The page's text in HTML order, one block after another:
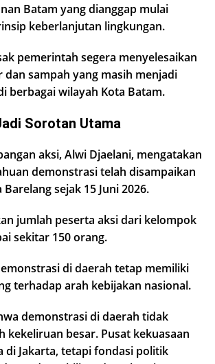
Batam yang dianggap mulai
keberlanjutan lingkungan.
pemerintah segera menyelesaikan
dan sampah yang masih menjadi
berbagai wilayah Kota Batam.
Sorotan Utama
aksi, Alwi Djaelani, mengatakan
demonstrasi telah disampaikan
sejak 15 Juni 2026.
jumlah peserta aksi dari kelompok
sekitar 150 orang.
di daerah tetap memiliki
terhadap arah kebijakan nasional.
demonstrasi di daerah tidak
kekeliruan besar. Pusat kekuasaan
di Jakarta, tetapi fondasi politik